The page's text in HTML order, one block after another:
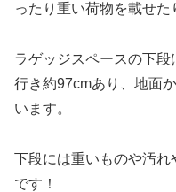
ったり重い荷物を載せた
ラゲッジスペースの下
行き約97cmあり、地面
います。
下段には重いものや汚
です！